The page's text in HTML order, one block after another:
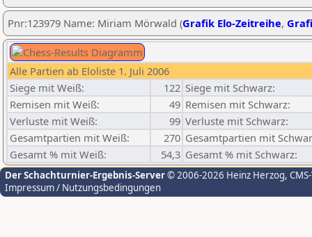
Pnr:123979 Name: Miriam Mörwald (Grafik Elo-Zeitreihe,
Alle Partien ab Eloliste 1. Juli 2006
Siege mit Weiß:
122 Siege mit Schwarz:
Remisen mit Weiß:
49 Remisen mit Schwarz:
Verluste mit Weiß:
99 Verluste mit Schwarz:
Gesamtpartien mit Weiß:
270 Gesamtpartien mit
Gesamt % mit Weiß:
54,3 Gesamt % mit Schwarz:
Der Schachturnier-Ergebnis-Server© 2006-2026 Heinz Herzog,
Impressum / Nutzungsbedingungen